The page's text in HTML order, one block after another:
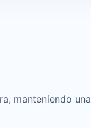
manteniendo